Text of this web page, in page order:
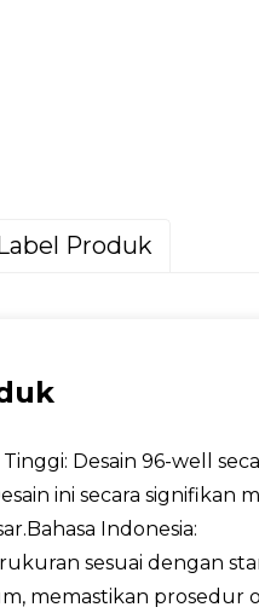
Produk
: Desain 96-well
ini secara signifikan
Bahasa Indonesia:
sesuai dengan
memastikan prosedur